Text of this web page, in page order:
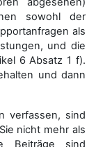
sowohl der
als
und die
6 Absatz 1 f).
und dann
verfassen, sind
nicht mehr als
Beiträge sind